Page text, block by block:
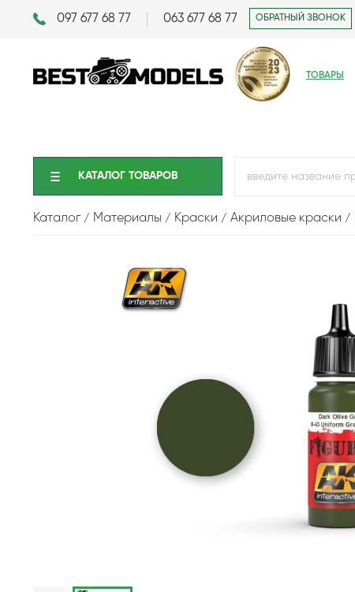
097 677 68 77 063 677 68 77 ОБРАТНЫЙ ЗВОНОК
ТОВАРЫ
КАТАЛОГ ТОВАРОВ
Каталог Материалы Краски Акриловые краски